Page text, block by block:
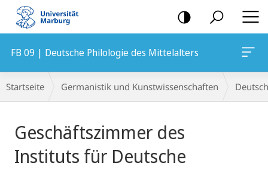
Mobile-
Navigation
FB 09 | Deutsche Philologie des Mittelalters
Breadcrumb-
Navigation
Startseite Germanistik und Kunstwissenschaften
Geschäftszimmer des
Instituts für Deutsche